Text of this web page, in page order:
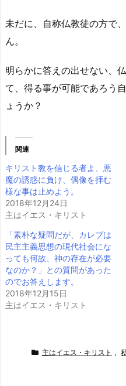
未だに、自称仏教徒の方で
ん。
明らかに答えの出せない、
て、得る事が可能であろう
ょうか？
関連
キリスト教を信じる者よ、悪
魔の誘惑に負け、偶像を拝む
様な事は止めよう。
2018年12月24日
主はイエス・キリスト
「素朴な疑問だが、カレブは
民主主義思想の現代社会にな
っても何故、神の存在が必要
なのか？」との質問があった
のでお答えします。
2018年12月15日
主はイエス・キリスト
主はイエス・キリスト ,